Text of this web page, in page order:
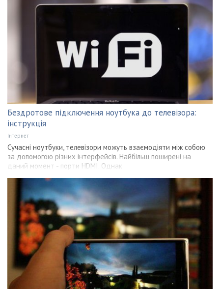
Бездротове підключення ноутбука до телевізора:
інструкція
Інтернет
Сучасні ноутбуки, телевізори можуть взаємодіяти між собою
за допомогою різних інтерфейсів. Найбільш поширені на
даний момент - порти HDMI. Однак